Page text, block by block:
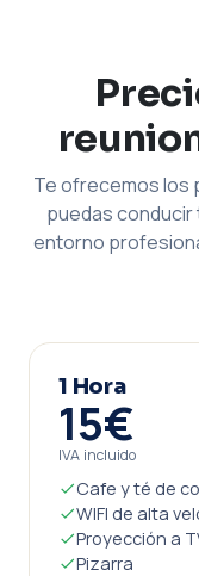
Te ofrecemos los
puedas
entorno
1 Hora
15€
IVA incluido
Cafe y té de
WIFI de alta
Proyección a
Pizarra